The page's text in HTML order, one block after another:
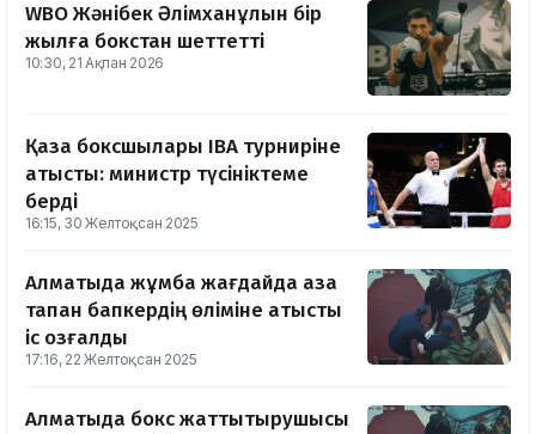
WBO Жәнібек Әлімханұлын бір
жылға бокстан шеттетті
10:30, 21 Ақпан 2026
Қазақ боксшылары IBA турниріне
қатысты: министр түсініктеме
берді
16:15, 30 Желтоқсан 2025
Алматыда жұмбақ жағдайда қаза
тапқан бапкердің өліміне қатысты
іс қозғалды
17:16, 22 Желтоқсан 2025
Алматыда бокс жаттықтырушысы